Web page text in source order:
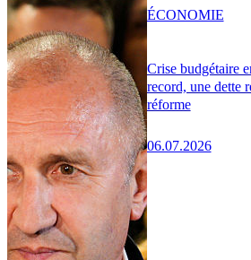
Crise budgétaire
record, une dette
réforme
06.07.2026
ÉCONOMIE